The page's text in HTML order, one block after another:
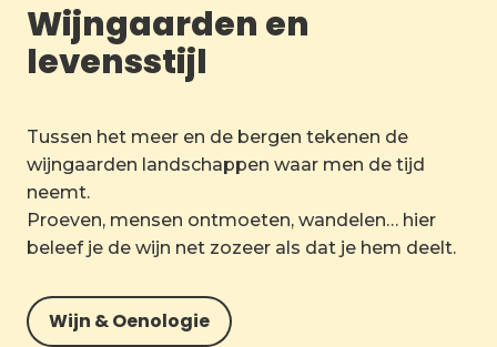
Wijngaarden en
levensstijl
Tussen het meer en de bergen tekenen de
wijngaarden landschappen waar men de tijd
neemt.
Proeven, mensen ontmoeten, wandelen… hier
beleef je de wijn net zozeer als dat je hem deelt.
Wijn & Oenologie